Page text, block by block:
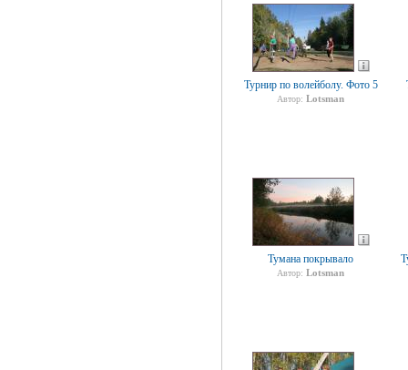
Турнир по волейболу. Фото 5
Автор: Lotsman
Тумана покрывало
Автор: Lotsman